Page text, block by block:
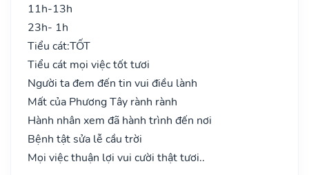
11h-13h
23h- 1h
Tiểu cát:TỐT
Tiểu cát mọi việc tốt tươi
Người ta đem đến tin vui điều lành
Mất của Phương Tây rành rành
Hành nhân xem đã hành trình đến nơi
Bệnh tật sửa lễ cầu trời
Mọi việc thuận lợi vui cười thật tươi..